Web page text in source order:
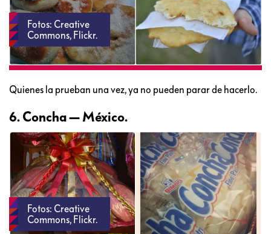
Fotos: Creative
Commons, Flickr.
Quienes la prueban una vez, ya no pueden parar de hacerlo.
6. Concha — México.
Fotos: Creative
Commons, Flickr.